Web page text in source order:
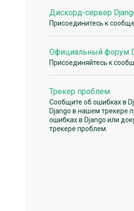
Дискорд-сервер
Присоединитесь к
Официальный форум
Присоединяйтесь к
Трекер проблем
Сообщите об ошибках в
Django в нашем трекере
ошибках в Django или
трекере проблем.